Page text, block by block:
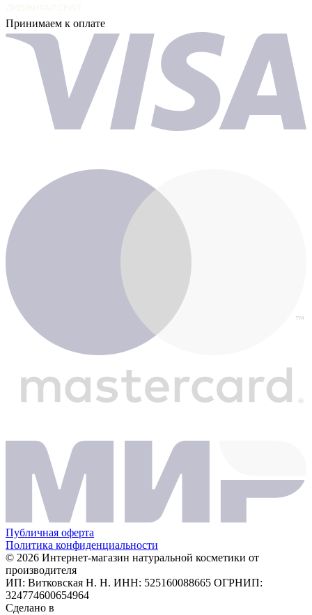
Принимаем к оплате
Публичная оферта
Политика конфиденциальности
© 2026 Интернет-магазин натуральной косметики от
производителя
ИП: Витковская Н. Н. ИНН: 525160088665 ОГРНИП:
324774600654964
Сделано в